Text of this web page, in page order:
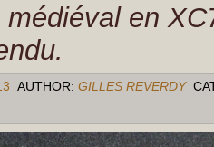
en
AUTHOR: GILLES REVERDY